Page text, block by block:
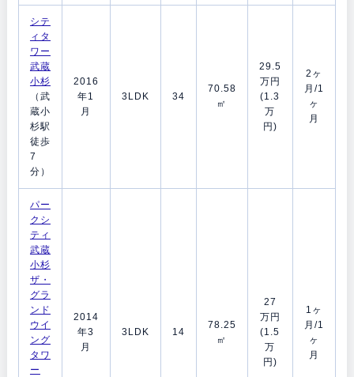
シテ
ィタ
ワー
武蔵
小杉
（武
蔵小
杉駅
徒歩
7
分）
2016
年1
月
3LDK 34
70.58
㎡
29.5
万円
(1.3
万
円)
2ヶ
月/1
ヶ
月
パー
クシ
ティ
武蔵
小杉
ザ・
グラ
ンド
ウイ
ング
タワ
ー
2014
年3
月
3LDK 14
78.25
㎡
27
万円
(1.5
万
円)
1ヶ
月/1
ヶ
月